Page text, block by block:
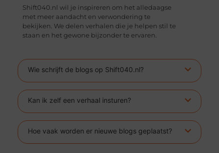
Shift040.nl wil je inspireren om het alledaagse
met meer aandacht en verwondering te
bekijken. We delen verhalen die je helpen stil te
staan en het gewone bijzonder te ervaren.
Wie schrijft de blogs op Shift040.nl?
Kan ik zelf een verhaal insturen?
Hoe vaak worden er nieuwe blogs geplaatst?